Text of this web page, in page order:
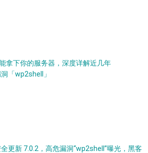
拿下你的服务器，深度详解近几年
「wp2shell」
更新 7.0.2，高危漏洞“wp2shell”曝光，黑客